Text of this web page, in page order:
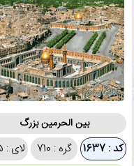
بین الحرمین بزرگ
کد : 1637 گره : 710 لای : 495